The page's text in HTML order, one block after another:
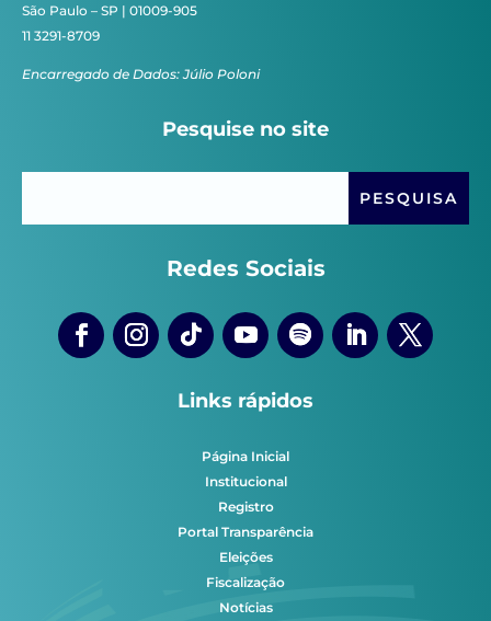
São Paulo – SP | 01009-905
11 3291-8709
Encarregado de Dados: Júlio Poloni
Pesquise no site
Redes Sociais
Links rápidos
Página Inicial
Institucional
Registro
Portal Transparência
Eleições
Fiscalização
Notícias